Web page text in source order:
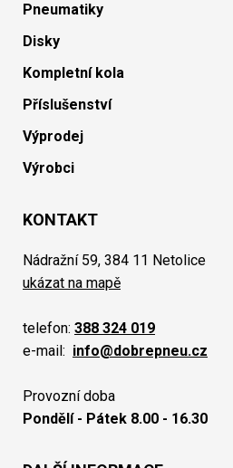
Pneumatiky
Disky
Kompletní kola
Příslušenství
Výprodej
Výrobci
KONTAKT
Nádražní 59, 384 11 Netolice
ukázat na mapě
telefon: 388 324 019
e-mail: info@dobrepneu.cz
Provozní doba
Pondělí - Pátek 8.00 - 16.30